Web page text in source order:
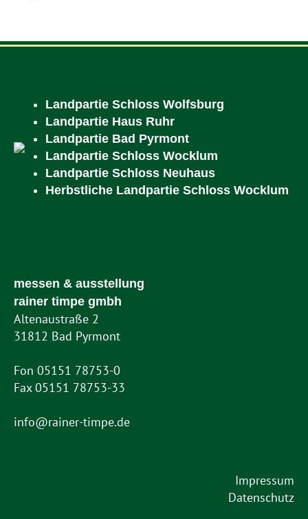
messen & ausstellung
rainer timpe gmbh
Altenaustraße 2
31812 Bad Pyrmont
Fon 05151 78753-0
Fax 05151 78753-33
info@rainer-timpe.de
Landpartie Schloss Wolfsburg
Landpartie Haus Ruhr
Landpartie Bad Pyrmont
Landpartie Schloss Wocklum
Landpartie Schloss Neuhaus
Herbstliche Landpartie Schloss Wocklum
Impressum
Datenschutz